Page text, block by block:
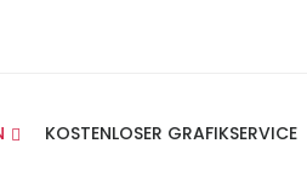
KOSTENLOSER GRAFIKSERVICE